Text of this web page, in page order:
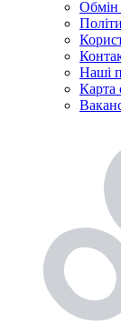
Обмін
Наші
Карта